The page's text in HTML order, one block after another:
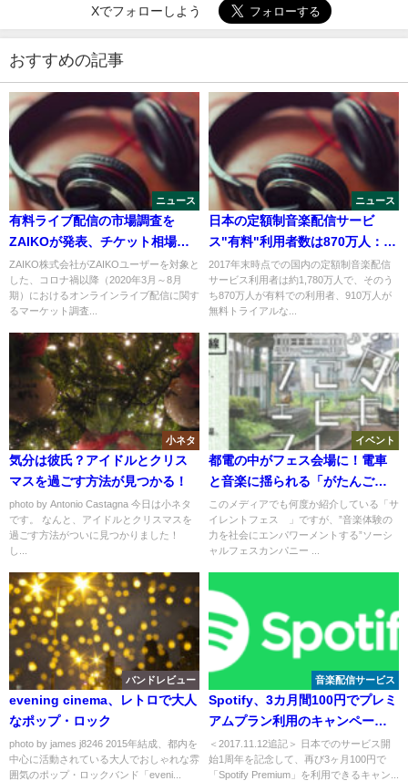
Xでフォローしよう
おすすめの記事
ニュース
有料ライブ配信の市場調査を
ZAIKOが発表、チケット相場は
3〜4,000円
ZAIKO株式会社がZAIKOユーザーを対象と
した、コロナ禍以降（2020年3月～8月
期）におけるオンラインライブ配信に関す
るマーケット調査...
ニュース
日本の定額制音楽配信サービ
ス"有料"利用者数は870万人：
ICT総研[2017年末]
2017年末時点での国内の定額制音楽配信
サービス利用者は約1,780万人で、そのう
ち870万人が有料での利用者、910万人が
無料トライアルな...
小ネタ
気分は彼氏？アイドルとクリス
マスを過ごす方法が見つかる！
photo by Antonio Castagna 今日は小ネタ
です。 なんと、アイドルとクリスマスを
過ごす方法がついに見つかりました！
し...
イベント
都電の中がフェス会場に！電車
と音楽に揺られる「がたんごと
んフェス」開催
このメディアでも何度か紹介している「サ
イレントフェス™」ですが、”音楽体験の
力を社会にエンパワーメントする”ソーシ
ャルフェスカンパニー ...
バンドレビュー
evening cinema、レトロで大人
なポップ・ロック
photo by james j8246 2015年結成、都内を
中心に活動されている大人でおしゃれな雰
囲気のポップ・ロックバンド「eveni...
音楽配信サービス
Spotify、3カ月間100円でプレミ
アムプラン利用のキャンペーン
開始
＜2017.11.12追記＞ 日本でのサービス開
始1周年を記念して、再び3ヶ月100円で
「Spotify Premium」を利用できるキャン...